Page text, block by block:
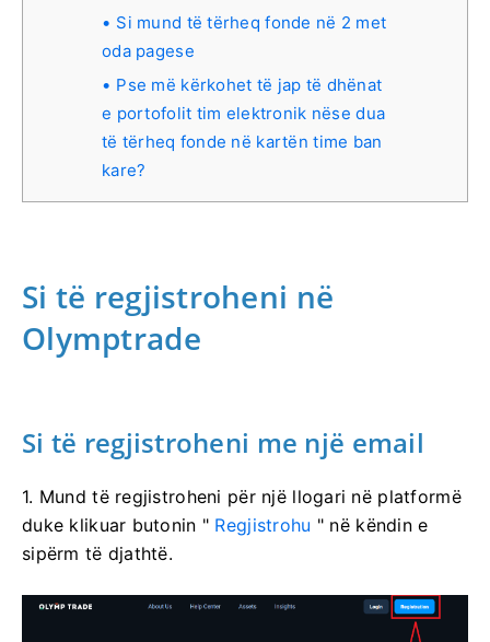
Si mund të tërheq fonde në 2 met
oda pagese
Pse më kërkohet të jap të dhënat
e portofolit tim elektronik nëse dua
të tërheq fonde në kartën time ban
kare?
Si të regjistroheni në
Olymptrade
Si të regjistroheni me një email
1. Mund të regjistroheni për një llogari në platformë
duke klikuar butonin " Regjistrohu " në këndin e
sipërm të djathtë.